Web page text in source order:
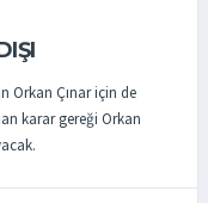
Orkan Çınar için de
karar gereği Orkan